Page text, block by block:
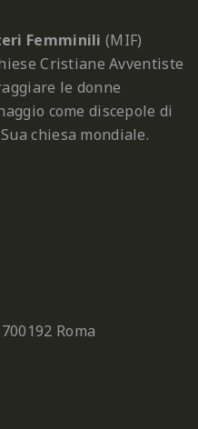
Femminili (MIF)
Cristiane Avventiste
le donne
come discepole di
chiesa mondiale.
00192 Roma